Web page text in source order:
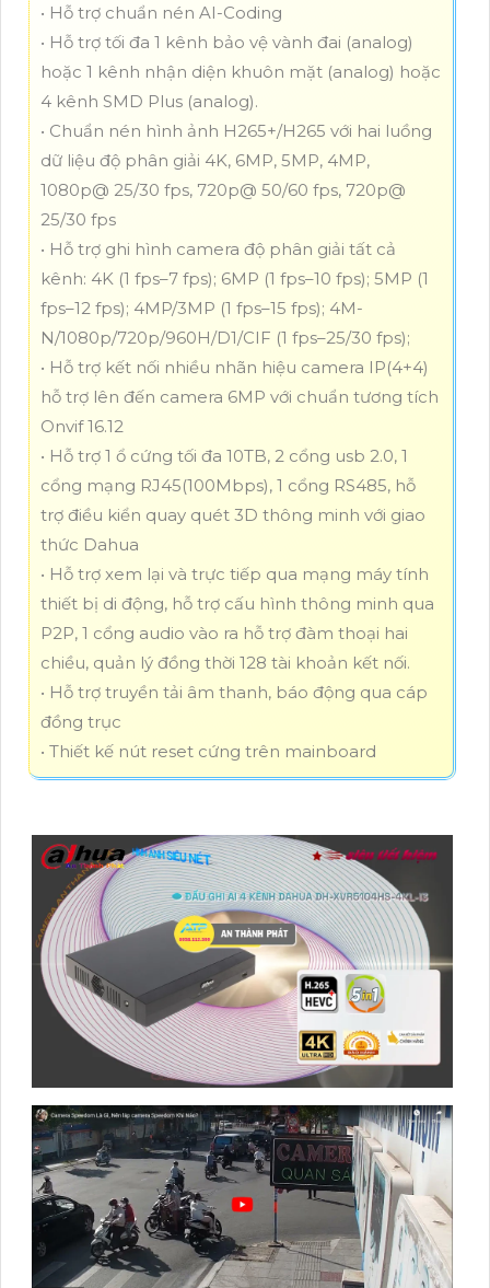
• Hỗ trợ chuẩn nén AI-Coding
• Hỗ trợ tối đa 1 kênh bảo vệ vành đai (analog)
hoặc 1 kênh nhận diện khuôn mặt (analog) hoặc
4 kênh SMD Plus (analog).
• Chuẩn nén hình ảnh H265+/H265 với hai luồng
dữ liệu độ phân giải 4K, 6MP, 5MP, 4MP,
1080p@ 25/30 fps, 720p@ 50/60 fps, 720p@
25/30 fps
• Hỗ trợ ghi hình camera độ phân giải tất cả
kênh: 4K (1 fps–7 fps); 6MP (1 fps–10 fps); 5MP (1
fps–12 fps); 4MP/3MP (1 fps–15 fps); 4M-
N/1080p/720p/960H/D1/CIF (1 fps–25/30 fps);
• Hỗ trợ kết nối nhiều nhãn hiệu camera IP(4+4)
hỗ trợ lên đến camera 6MP với chuẩn tương tích
Onvif 16.12
• Hỗ trợ 1 ổ cứng tối đa 10TB, 2 cổng usb 2.0, 1
cổng mạng RJ45(100Mbps), 1 cổng RS485, hỗ
trợ điều kiển quay quét 3D thông minh với giao
thức Dahua
• Hỗ trợ xem lại và trực tiếp qua mạng máy tính
thiết bị di động, hỗ trợ cấu hình thông minh qua
P2P, 1 cổng audio vào ra hỗ trợ đàm thoại hai
chiều, quản lý đồng thời 128 tài khoản kết nối.
• Hỗ trợ truyền tải âm thanh, báo động qua cáp
đồng trục
• Thiết kế nút reset cứng trên mainboard